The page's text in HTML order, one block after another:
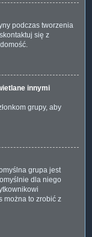
podczas tworzenia
się z
innymi
grupy, aby
grupa jest
dla niego
można to zrobić z